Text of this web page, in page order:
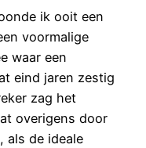
ik ooit een
voormalige
waar een
eind jaren zestig
zag het
overigens door
als de ideale